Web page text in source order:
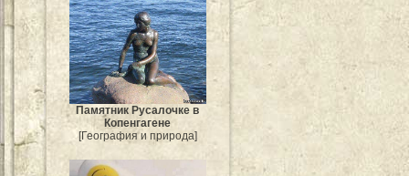
Памятник Русалочке в
Копенгагене
[География и природа]